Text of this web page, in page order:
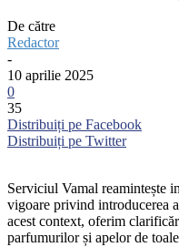
De către
Redactor
-
10 aprilie 2025
0
35
Distribuiți pe Facebook
Distribuiți pe Twitter
Serviciul Vamal reamintește
vigoare privind introducerea
acest context, oferim
parfumurilor și apelor de